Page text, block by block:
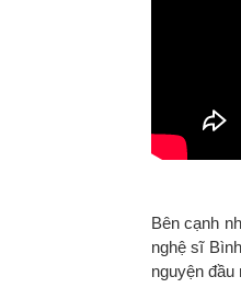
Bên cạnh
nghệ sĩ
nguyện đầu